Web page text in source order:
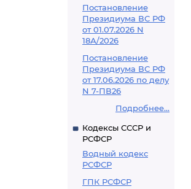
Постановление
Президиума ВС РФ
от 01.07.2026 N
18А/2026
Постановление
Президиума ВС РФ
от 17.06.2026 по делу
N 7-ПВ26
Подробнее...
Кодексы СССР и
РСФСР
Водный кодекс
РСФСР
ГПК РСФСР